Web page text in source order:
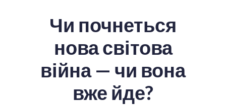
Чи почнеться
нова світова
війна — чи вона
вже йде?